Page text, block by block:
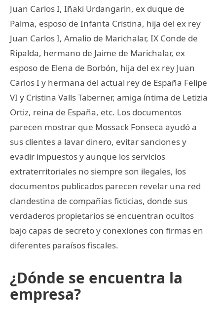
Juan Carlos I, Iñaki Urdangarin, ex duque de
Palma, esposo de Infanta Cristina, hija del ex rey
Juan Carlos I, Amalio de Marichalar, IX Conde de
Ripalda, hermano de Jaime de Marichalar, ex
esposo de Elena de Borbón, hija del ex rey Juan
Carlos I y hermana del actual rey de España Felipe
VI y Cristina Valls Taberner, amiga íntima de Letizia
Ortiz, reina de España, etc. Los documentos
parecen mostrar que Mossack Fonseca ayudó a
sus clientes a lavar dinero, evitar sanciones y
evadir impuestos y aunque los servicios
extraterritoriales no siempre son ilegales, los
documentos publicados parecen revelar una red
clandestina de compañías ficticias, donde sus
verdaderos propietarios se encuentran ocultos
bajo capas de secreto y conexiones con firmas en
diferentes paraísos fiscales.
¿Dónde se encuentra la
empresa?